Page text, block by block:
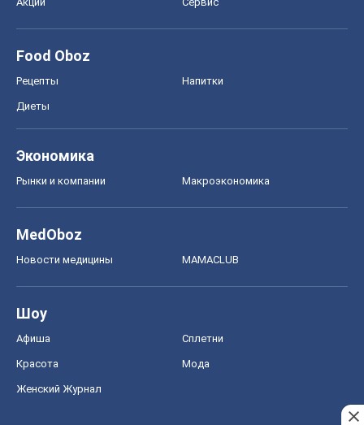
Food Oboz
Рецепты Напитки
Диеты
Экономика
Рынки и компании Mакроэкономика
MedOboz
Новости медицины MAMACLUB
Шоу
Афиша Сплетни
Красота Мода
Женский Журнал